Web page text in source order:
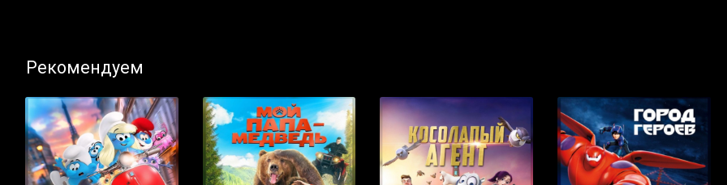
Рекомендуем